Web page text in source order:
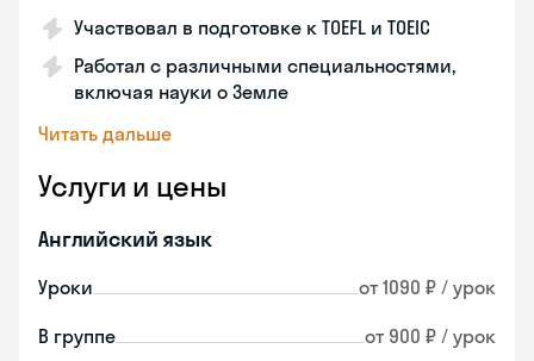
Участвовал в подготовке к TOEFL и TOEIC
Работал с различными специальностями,
включая науки о Земле
Читать дальше
Услуги и цены
Английский язык
Уроки от 1090 ₽ / урок
В группе от 900 ₽ / урок